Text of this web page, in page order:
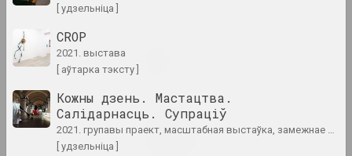
POKUĆ
2024. выстава
Дмитрий Брушко, Сергей Брушко
Revision 30
[ удзельніца ]
CROP
2021. выстава
[ аўтарка тэксту ]
Кожны дзень. Мастацтва.
Салідарнасць. Супраціў
2021. групавы праект, масштабная выстаўка, замежнае падзея, міжнародная падзея
[ удзельніца ]